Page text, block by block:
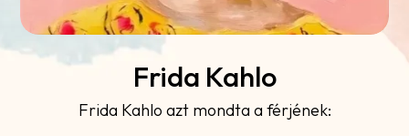
Frida Kahlo
Frida Kahlo azt mondta a férjének: